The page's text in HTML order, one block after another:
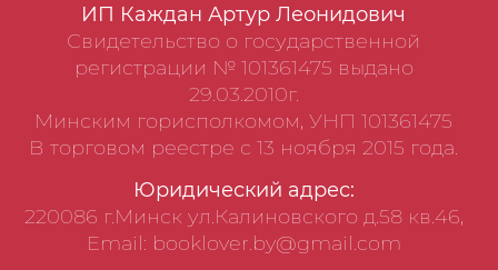
ИП Каждан Артур Леонидович
Свидетельство о государственной
регистрации № 101361475 выдано
29.03.2010г.
Минским горисполкомом, УНП 101361475
В торговом реестре с 13 ноября 2015 года.
Юридический адрес:
220086 г.Минск ул.Калиновского д.58 кв.46,
Email: booklover.by@gmail.com